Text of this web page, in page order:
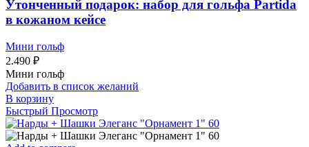
Утонченный подарок: набор для гольфа Partida
в кожаном кейсе
Мини гольф
2.490 ₽
Мини гольф
Добавить в список желаний
В корзину
Быстрый Просмотр